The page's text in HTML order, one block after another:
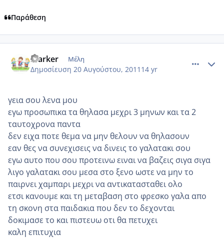
Παράθεση
marker Μέλη
Δημοσίευση 20 Αυγούστου, 2011 14 yr
γεια σου λενα μου
εγω προσωπικα τα θηλασα μεχρι 3 μηνων και τα 2
ταυτοχρονα παντα
δεν ειχα ποτε θεμα να μην θελουν να θηλασουν
εαν θες να συνεχισεις να δινεις το γαλατακι σου
εγω αυτο που σου προτεινω ειναι να βαζεις σιγα σιγα
λιγο γαλατακι σου μεσα στο ξενο ωστε να μην το
παιρνει χαμπαρι μεχρι να αντικατασταθει ολο
ετσι κανουμε και τη μεταβαση στο φρεσκο γαλα απο
τη σκονη στα παιδακια που δεν το δεχονται
δοκιμασε το και πιστευω οτι θα πετυχει
καλη επιτυχια